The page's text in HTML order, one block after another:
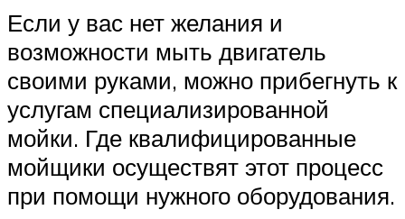
Если у вас нет желания и
возможности мыть двигатель
своими руками, можно прибегнуть к
услугам специализированной
мойки. Где квалифицированные
мойщики осуществят этот процесс
при помощи нужного оборудования.